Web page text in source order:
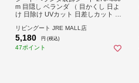
m 目隠し ベランダ （ 目かくし 日よ
け 日除け UVカット 日差しカット 装
バルコニー 目隠しシェード フェンス
庭 リバーシブル ） 【木目ホワイ
ト】
リビングート JRE MALL店
5,180 円 (税込)
47ポイント